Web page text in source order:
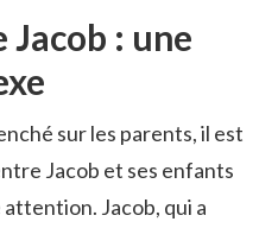
Jacob : une
sur les parents, il est
Jacob et ses enfants
Jacob, qui a